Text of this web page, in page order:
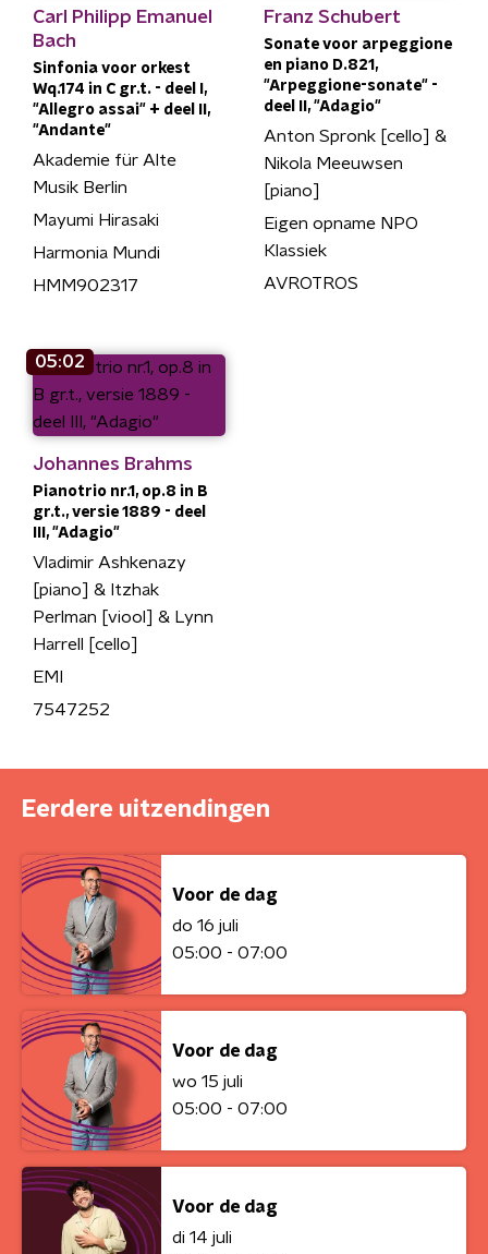
Carl Philipp Emanuel
Bach
Sinfonia voor orkest
Wq.174 in C gr.t. - deel I,
"Allegro assai" + deel II,
"Andante"
Akademie für Alte
Musik Berlin
Mayumi Hirasaki
Harmonia Mundi
HMM902317
Franz Schubert
Sonate voor arpeggione
en piano D.821,
"Arpeggione-sonate" -
deel II, "Adagio"
Anton Spronk [cello] &
Nikola Meeuwsen
[piano]
Eigen opname NPO
Klassiek
AVROTROS
05:02
Johannes Brahms
Pianotrio nr.1, op.8 in B
gr.t., versie 1889 - deel
III, "Adagio"
Vladimir Ashkenazy
[piano] & Itzhak
Perlman [viool] & Lynn
Harrell [cello]
EMI
7547252
Eerdere uitzendingen
Voor de dag
do 16 juli
05:00 - 07:00
Voor de dag
wo 15 juli
05:00 - 07:00
Voor de dag
di 14 juli